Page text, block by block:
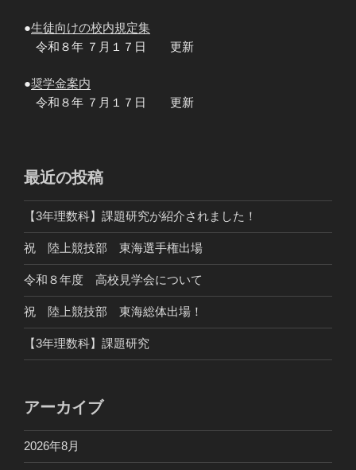
●生徒向けの校内規定集
令和８年 ７月１７日 更新
●奨学金案内
令和８年 ７月１７日 更新
最近の投稿
【3年理数科】課題研究が紹介されました！
祝 陸上競技部 東海選手権出場
令和８年度 高校見学会について
祝 陸上競技部 東海総体出場！
【3年理数科】課題研究
アーカイブ
2026年8月